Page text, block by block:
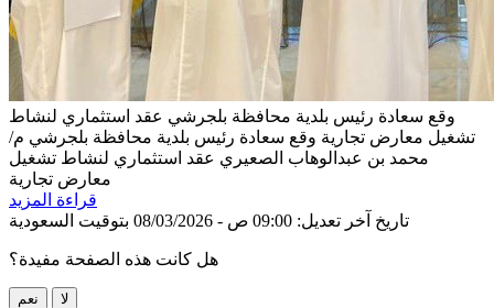
وقع سعادة رئيس بلدية محافظة بلجرشي عقد استثماري لنشاط
تشغيل معارض تجارية وقع سعادة رئيس بلدية محافظة بلجرشي م/
محمد بن عبدالوهاب الصعيري عقد استثماري لنشاط تشغيل
معارض تجارية
قراءة المزيد
تاريخ آخر تعديل: 09:00 ص - 08/03/2026 بتوقيت السعودية
هل كانت هذه الصفحة مفيدة؟
نعم لا